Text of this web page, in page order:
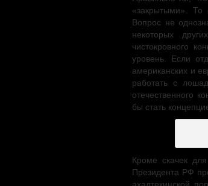
«закрытыми». То
Вопрос не
некоторых
чистокровного
уровень. Если
американских и
работать с
отечественного
бы стать
Кроме скачек
Президента РФ